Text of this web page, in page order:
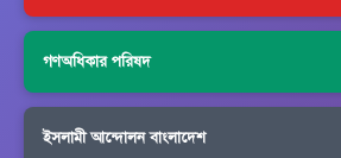
গণঅধিকার পরিষদ
ইসলামী আন্দোলন বাংলাদেশ